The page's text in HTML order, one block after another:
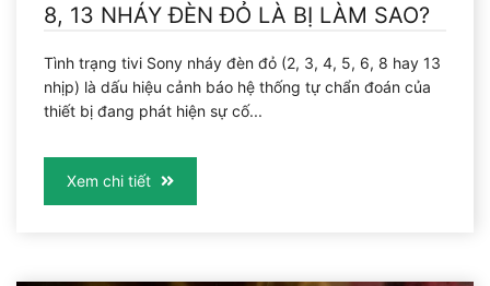
8, 13 NHÁY ĐÈN ĐỎ LÀ BỊ LÀM SAO?
Tình trạng tivi Sony nháy đèn đỏ (2, 3, 4, 5, 6, 8 hay 13
nhịp) là dấu hiệu cảnh báo hệ thống tự chẩn đoán của
thiết bị đang phát hiện sự cố...
Xem chi tiết